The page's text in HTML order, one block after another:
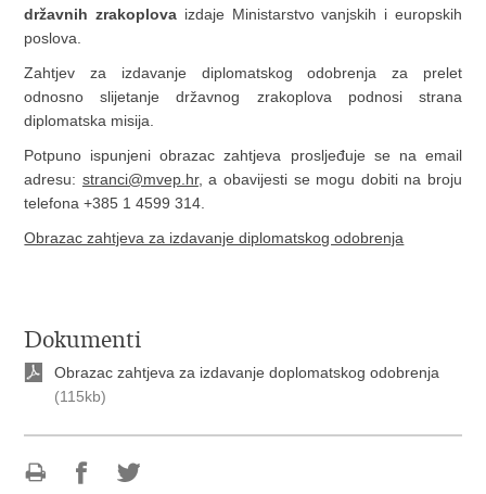
državnih zrakoplova izdaje Ministarstvo vanjskih i europskih
poslova.
Zahtjev za izdavanje diplomatskog odobrenja za prelet
odnosno slijetanje državnog zrakoplova podnosi strana
diplomatska misija.
Potpuno ispunjeni obrazac zahtjeva prosljeđuje se na email
adresu: stranci@mvep.hr, a obavijesti se mogu dobiti na broju
telefona +385 1 4599 314.
Obrazac zahtjeva za izdavanje diplomatskog odobrenja
Dokumenti
Obrazac zahtjeva za izdavanje doplomatskog odobrenja
(115kb)